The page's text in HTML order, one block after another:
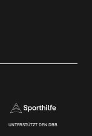
UNTERSTÜTZT DEN DBB